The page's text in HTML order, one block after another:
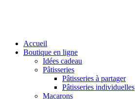
Accueil
Boutique en ligne
Idées cadeau
Pâtisseries
Pâtisseries à partager
Pâtisseries individuelles
Macarons